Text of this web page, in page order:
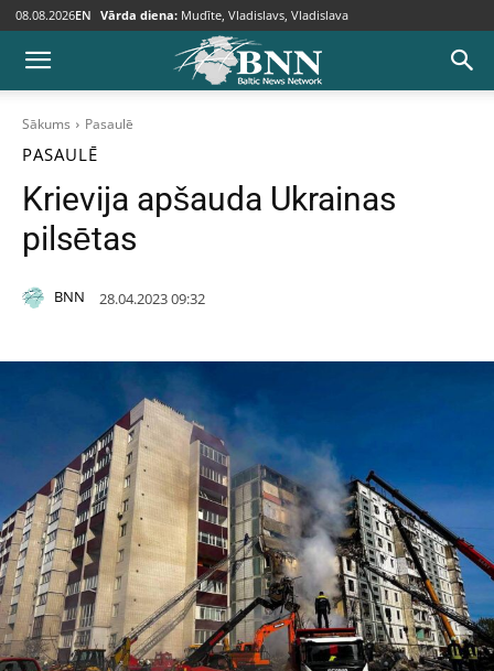
08.08.2026EN Vārda diena: Mudīte, Vladislavs, Vladislava
Sākums Pasaulē
PASAULĒ
Krievija apšauda Ukrainas
pilsētas
BNN 28.04.2023 09:32